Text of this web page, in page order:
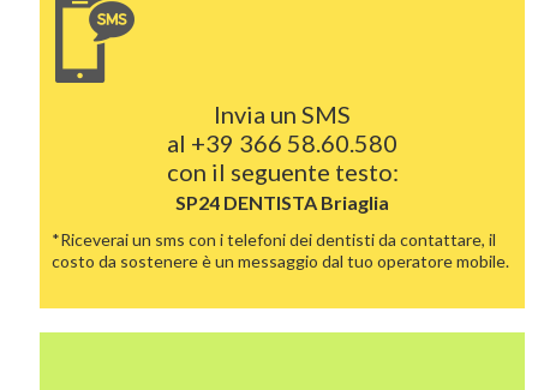
Invia un SMS
al +39 366 58.60.580
con il seguente testo:
SP24 DENTISTA Briaglia
*Riceverai un sms con i telefoni dei dentisti da contattare, il
costo da sostenere è un messaggio dal tuo operatore mobile.